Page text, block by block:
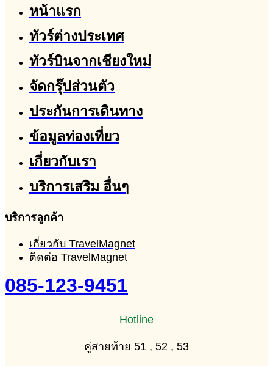
หน้าแรก
ทัวร์ต่างประเทศ
ทัวร์บินจากเชียงใหม่
จัดกรุ๊ปส่วนตัว
ประกันการเดินทาง
ข้อมูลท่องเที่ยว
เกี่ยวกับเรา
บริการเสริม อื่นๆ
บริการลูกค้า
เกี่ยวกับ TravelMagnet
ติดต่อ TravelMagnet
085-123-9451
Hotline
คู่สายท้าย 51 , 52 , 53